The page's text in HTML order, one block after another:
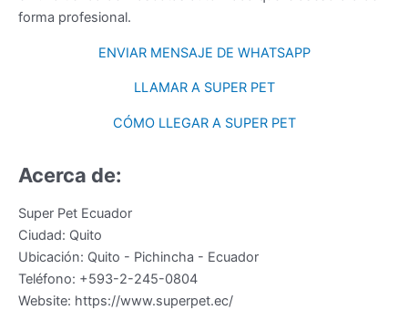
forma profesional.
ENVIAR MENSAJE DE WHATSAPP
LLAMAR A SUPER PET
CÓMO LLEGAR A SUPER PET
Acerca de:
Super Pet Ecuador
Ciudad: Quito
Ubicación: Quito - Pichincha - Ecuador
Teléfono: +593-2-245-0804
Website: https://www.superpet.ec/